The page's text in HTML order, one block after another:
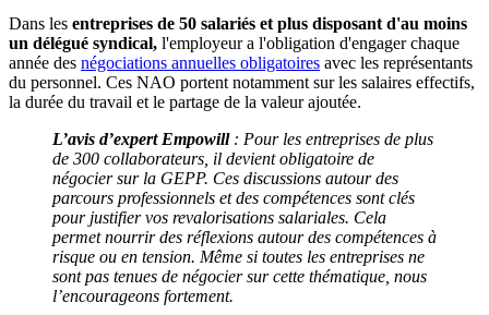
Dans les entreprises de 50 salariés et plus disposant d'au moins
un délégué syndical, l'employeur a l'obligation d'engager chaque
année des négociations annuelles obligatoires avec les représentants
du personnel. Ces NAO portent notamment sur les salaires effectifs,
la durée du travail et le partage de la valeur ajoutée.
L’avis d’expert Empowill : Pour les entreprises de plus
de 300 collaborateurs, il devient obligatoire de
négocier sur la GEPP. Ces discussions autour des
parcours professionnels et des compétences sont clés
pour justifier vos revalorisations salariales. Cela
permet nourrir des réflexions autour des compétences à
risque ou en tension. Même si toutes les entreprises ne
sont pas tenues de négocier sur cette thématique, nous
l’encourageons fortement.